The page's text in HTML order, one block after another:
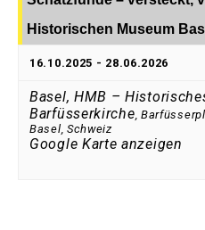
Historischen Museum
16.10.2025 - 28.06.2026
Basel, HMB –
Barfüsserkirche,
Basel, Schweiz
Google Karte anzeigen